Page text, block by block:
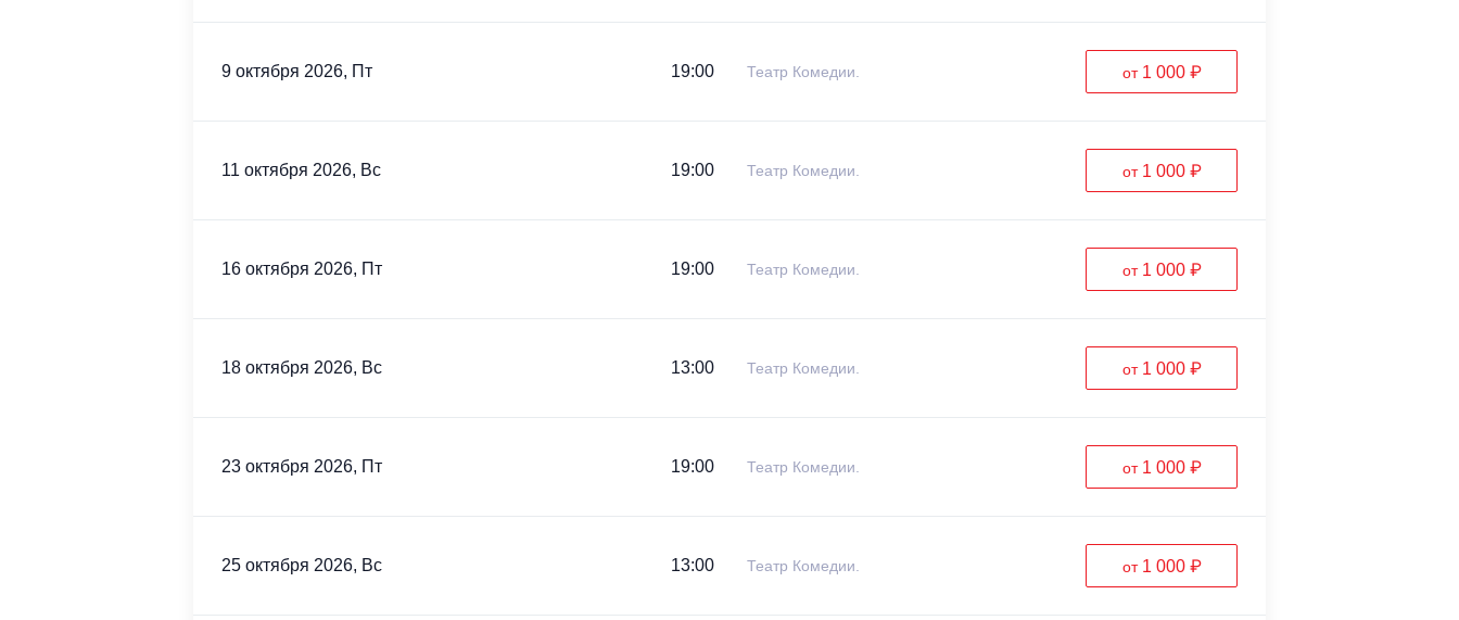
9 октября 2026, Пт 19:00 Театр Комедии. от 1 000 ₽
11 октября 2026, Вс 19:00 Театр Комедии. от 1 000 ₽
16 октября 2026, Пт 19:00 Театр Комедии. от 1 000 ₽
18 октября 2026, Вс 13:00 Театр Комедии. от 1 000 ₽
23 октября 2026, Пт 19:00 Театр Комедии. от 1 000 ₽
25 октября 2026, Вс 13:00 Театр Комедии. от 1 000 ₽